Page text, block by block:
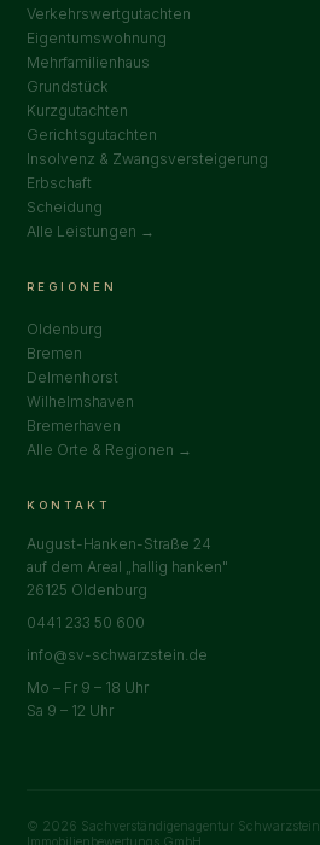
Verkehrswertgutachten
Eigentumswohnung
Mehrfamilienhaus
Grundstück
Kurzgutachten
Gerichtsgutachten
Insolvenz & Zwangsversteigerung
Erbschaft
Scheidung
Alle Leistungen →
REGIONEN
Oldenburg
Bremen
Delmenhorst
Wilhelmshaven
Bremerhaven
Alle Orte & Regionen →
KONTAKT
August-Hanken-Straße 24
auf dem Areal „hallig hanken"
26125 Oldenburg
0441 233 50 600
info@sv-schwarzstein.de
Mo – Fr 9 – 18 Uhr
Sa 9 – 12 Uhr
© 2026 Sachverständigenagentur Schwarzstein
Immobilienbewertungs GmbH